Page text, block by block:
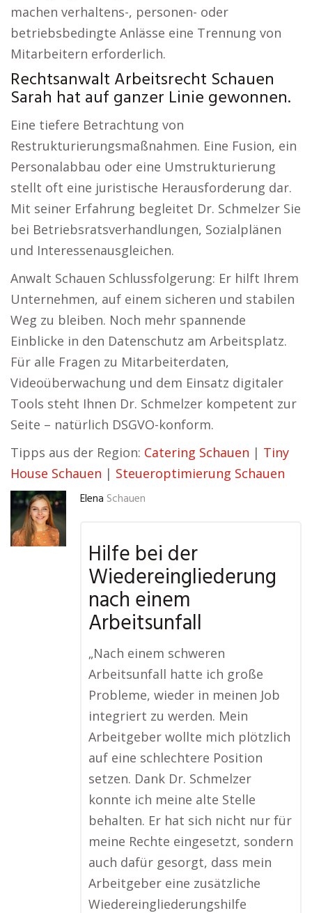
machen verhaltens-, personen- oder
betriebsbedingte Anlässe eine Trennung von
Mitarbeitern erforderlich.
Rechtsanwalt Arbeitsrecht Schauen
Sarah hat auf ganzer Linie gewonnen.
Eine tiefere Betrachtung von
Restrukturierungsmaßnahmen. Eine Fusion, ein
Personalabbau oder eine Umstrukturierung
stellt oft eine juristische Herausforderung dar.
Mit seiner Erfahrung begleitet Dr. Schmelzer Sie
bei Betriebsratsverhandlungen, Sozialplänen
und Interessenausgleichen.
Anwalt Schauen Schlussfolgerung: Er hilft Ihrem
Unternehmen, auf einem sicheren und stabilen
Weg zu bleiben. Noch mehr spannende
Einblicke in den Datenschutz am Arbeitsplatz.
Für alle Fragen zu Mitarbeiterdaten,
Videoüberwachung und dem Einsatz digitaler
Tools steht Ihnen Dr. Schmelzer kompetent zur
Seite – natürlich DSGVO-konform.
Tipps aus der Region: Catering Schauen | Tiny
House Schauen | Steueroptimierung Schauen
Elena Schauen
Hilfe bei der
Wiedereingliederung
nach einem
Arbeitsunfall
„Nach einem schweren
Arbeitsunfall hatte ich große
Probleme, wieder in meinen Job
integriert zu werden. Mein
Arbeitgeber wollte mich plötzlich
auf eine schlechtere Position
setzen. Dank Dr. Schmelzer
konnte ich meine alte Stelle
behalten. Er hat sich nicht nur für
meine Rechte eingesetzt, sondern
auch dafür gesorgt, dass mein
Arbeitgeber eine zusätzliche
Wiedereingliederungshilfe